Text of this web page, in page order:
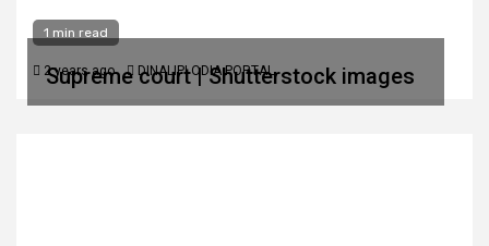
1 min read
2 years ago DINALIPI ODIA PORTAL
Supreme court | Shutterstock images